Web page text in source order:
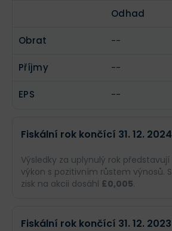
Odhad
Obrat --
Příjmy --
EPS --
Fiskální rok končící 31. 12. 2024
Výsledky za uplynulý rok
výkon s pozitivním růstem výnosů.
zisk na akcii dosáhl £0,005.
Fiskální rok končící 31. 12. 2023